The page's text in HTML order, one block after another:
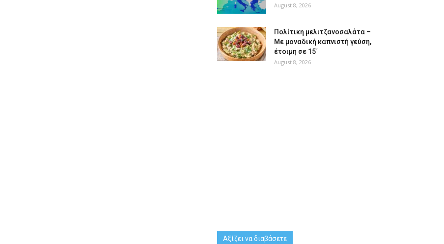
August 8, 2026
Πολίτικη μελιτζανοσαλάτα –
Με μοναδική καπνιστή γεύση,
έτοιμη σε 15΄
August 8, 2026
Αξίζει να διαβάσετε